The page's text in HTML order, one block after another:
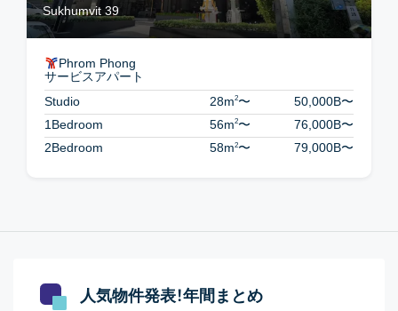
Sukhumvit 39
Phrom Phong
サービスアパート
Studio
28m2〜 50,000B〜
1Bedroom
56m2〜 76,000B〜
2Bedroom
58m2〜 79,000B〜
人気物件発表！年間まとめ